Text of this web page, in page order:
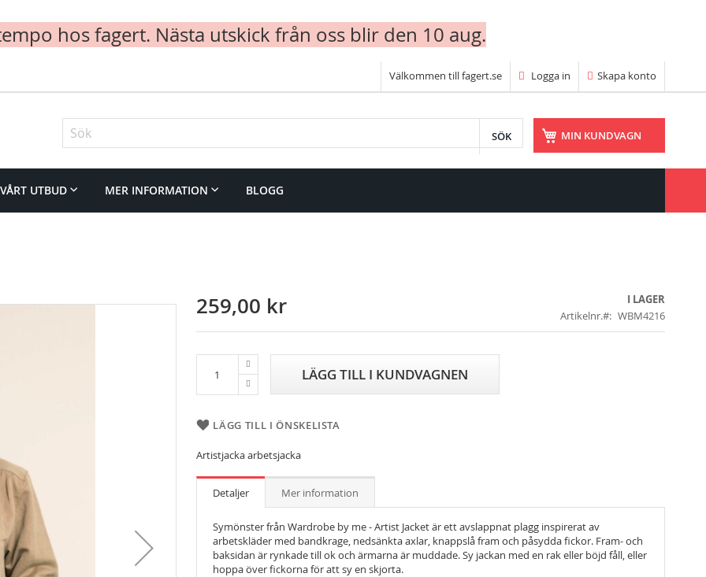
hos fagert. Nästa utskick från oss blir den 10 aug.
Välkommen till fagert.se Logga in Skapa konto
MIN KUNDVAGN
Sök
VÅRT UTBUD MER INFORMATION BLOGG
259,00 kr
I LAGER
Artikelnr.
WBM4216
LÄGG TILL I KUNDVAGNEN
LÄGG TILL I ÖNSKELISTA
Artistjacka arbetsjacka
Detaljer
Symönster från Wardrobe by me - Artist Jacket är ett avslappnat plagg inspirerat av
arbetskläder med bandkrage, nedsänkta axlar, knappslå fram och påsydda fickor. Fram- och
baksidan är rynkade till ok och ärmarna är muddade. Sy jackan med en rak eller böjd fåll, eller
hoppa över fickorna för att sy en skjorta.
Mer information